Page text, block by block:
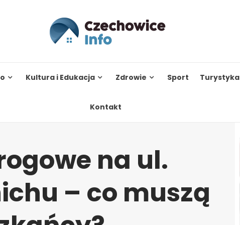
Kultura i Edukacja Zdrowie Sport Turystyka
Kontakt
na ul.
– co muszą